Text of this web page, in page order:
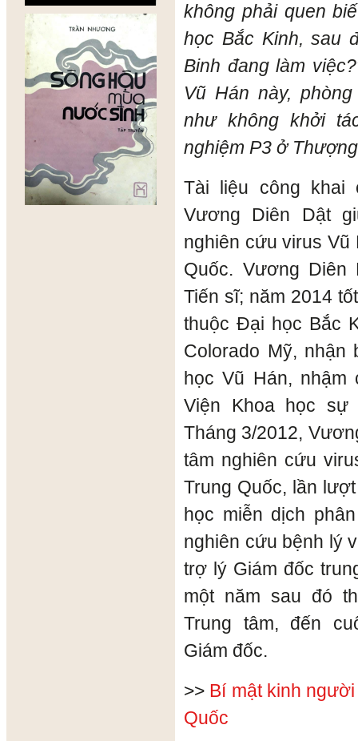
không phải quen
học Bắc Kinh, sau
Binh đang làm
Vũ Hán này,
như không khởi
nghiệm P3 ở
Tài liệu công khai
Vương Diên Dật
nghiên cứu virus Vũ
Quốc. Vương
Tiến sĩ; năm 2014
thuộc Đại học Bắc
Colorado Mỹ,
học Vũ Hán, nhậm
Viện Khoa học
Tháng 3/2012,
tâm nghiên cứu
Trung Quốc, lần
học miễn dịch
nghiên cứu bệnh lý
trợ lý Giám đốc
một năm sau đó
Trung tâm, đến
Giám đốc.
>> Bí mật kinh
Quốc